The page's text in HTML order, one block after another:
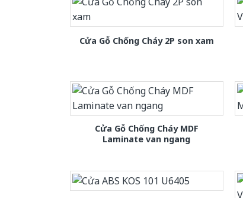
Cửa Gỗ Chống Cháy 2P son xam
Cửa Gỗ Chống Cháy MDF
Laminate van ngang